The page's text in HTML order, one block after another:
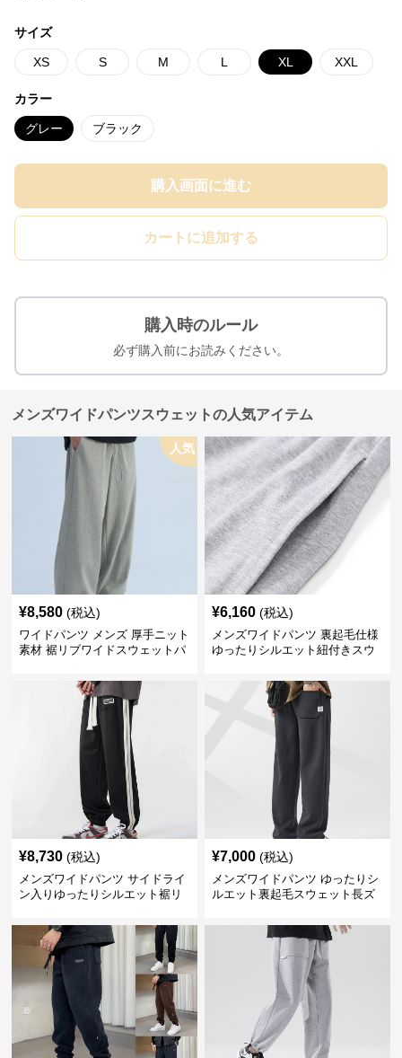
サイズ
XS S M L XL XXL
カラー
グレー ブラック
購入画面に進む
カートに追加する
購入時のルール
必ず購入前にお読みください。
メンズワイドパンツスウェットの人気アイテム
人気
¥8,580 (税込)
ワイドパンツ メンズ 厚手ニット
素材 裾リブワイドスウェットパ
¥6,160 (税込)
メンズワイドパンツ 裏起毛仕様
ゆったりシルエット紐付きスウ
¥8,730 (税込)
メンズワイドパンツ サイドライ
ン入りゆったりシルエット裾リ
¥7,000 (税込)
メンズワイドパンツ ゆったりシ
ルエット裏起毛スウェット長ズ